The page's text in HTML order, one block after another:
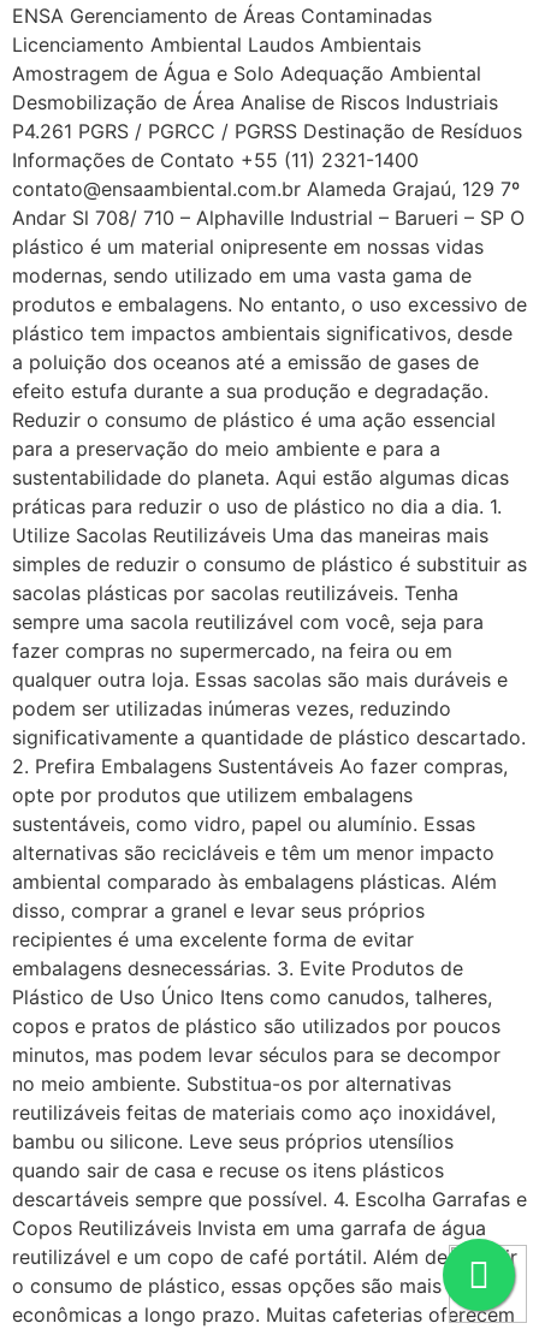
ENSA Gerenciamento de Áreas Contaminadas
Licenciamento Ambiental Laudos Ambientais
Amostragem de Água e Solo Adequação Ambiental
Desmobilização de Área Analise de Riscos Industriais
P4.261 PGRS / PGRCC / PGRSS Destinação de Resíduos
Informações de Contato +55 (11) 2321-1400
contato@ensaambiental.com.br Alameda Grajaú, 129 7º
Andar Sl 708/ 710 – Alphaville Industrial – Barueri – SP O
plástico é um material onipresente em nossas vidas
modernas, sendo utilizado em uma vasta gama de
produtos e embalagens. No entanto, o uso excessivo de
plástico tem impactos ambientais significativos, desde
a poluição dos oceanos até a emissão de gases de
efeito estufa durante a sua produção e degradação.
Reduzir o consumo de plástico é uma ação essencial
para a preservação do meio ambiente e para a
sustentabilidade do planeta. Aqui estão algumas dicas
práticas para reduzir o uso de plástico no dia a dia. 1.
Utilize Sacolas Reutilizáveis Uma das maneiras mais
simples de reduzir o consumo de plástico é substituir as
sacolas plásticas por sacolas reutilizáveis. Tenha
sempre uma sacola reutilizável com você, seja para
fazer compras no supermercado, na feira ou em
qualquer outra loja. Essas sacolas são mais duráveis e
podem ser utilizadas inúmeras vezes, reduzindo
significativamente a quantidade de plástico descartado.
2. Prefira Embalagens Sustentáveis Ao fazer compras,
opte por produtos que utilizem embalagens
sustentáveis, como vidro, papel ou alumínio. Essas
alternativas são recicláveis e têm um menor impacto
ambiental comparado às embalagens plásticas. Além
disso, comprar a granel e levar seus próprios
recipientes é uma excelente forma de evitar
embalagens desnecessárias. 3. Evite Produtos de
Plástico de Uso Único Itens como canudos, talheres,
copos e pratos de plástico são utilizados por poucos
minutos, mas podem levar séculos para se decompor
no meio ambiente. Substitua-os por alternativas
reutilizáveis feitas de materiais como aço inoxidável,
bambu ou silicone. Leve seus próprios utensílios
quando sair de casa e recuse os itens plásticos
descartáveis sempre que possível. 4. Escolha Garrafas e
Copos Reutilizáveis Invista em uma garrafa de água
reutilizável e um copo de café portátil. Além de reduzir
o consumo de plástico, essas opções são mais
econômicas a longo prazo. Muitas cafeterias oferecem